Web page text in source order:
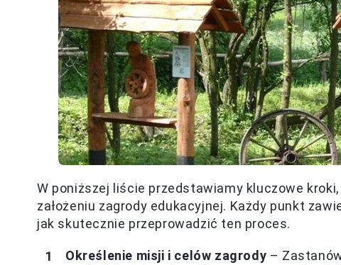
W poniższej liście przedstawiamy kluczowe
założeniu zagrody edukacyjnej. Każdy punkt
jak skutecznie przeprowadzić ten proces.
Określenie misji i celów zagrody –